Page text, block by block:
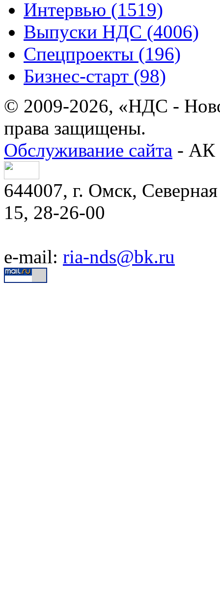
Интервью (1519)
Выпуски НДС (4006)
Спецпроекты (196)
Бизнес-старт (98)
© 2009-2026, «НДС -
права защищены.
Обслуживание сайта - АК
644007, г. Омск,
15, 28-26-00
e-mail: ria-nds@bk.ru